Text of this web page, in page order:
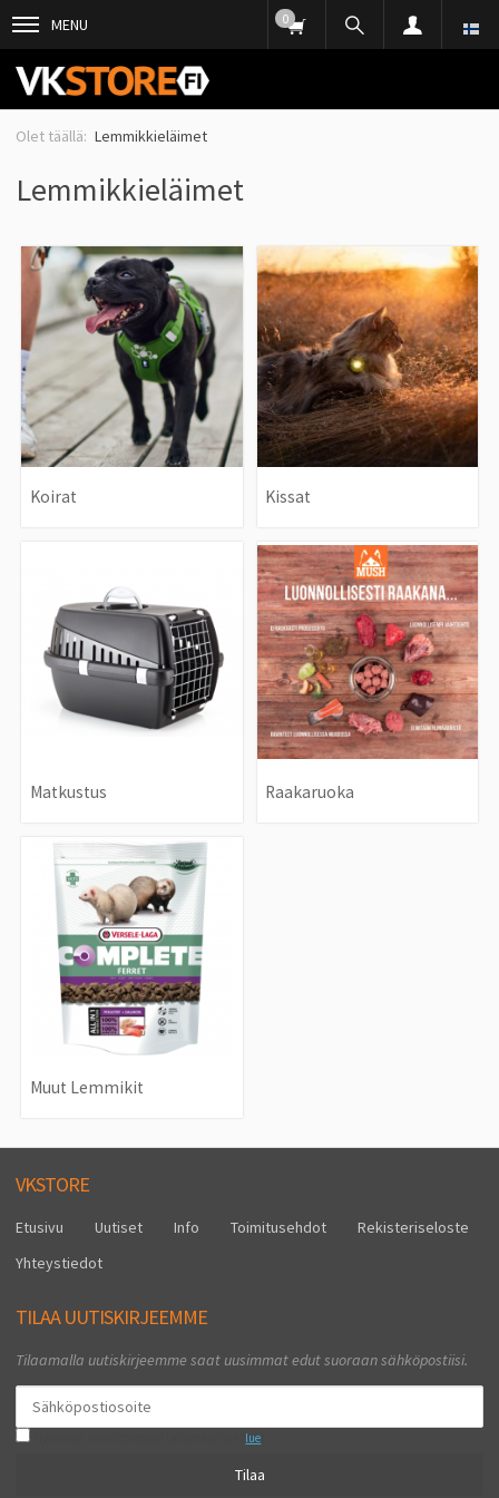
MENU 0
Lemmikkieläimet
Lemmikkieläimet
Koirat Kissat
Matkustus Raakaruoka
Muut Lemmikit
VKSTORE
Etusivu Uutiset Info Toimitusehdot
Rekisteriseloste
Yhteystiedot
TILAA UUTISKIRJEEMME
Tilaamalla uutiskirjeemme saat uusimmat edut suoraan sähköpostiisi.
lue
Tilaa